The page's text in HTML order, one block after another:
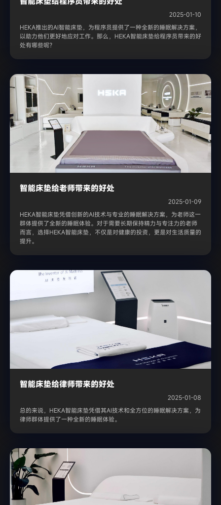
2025-01-10
HEKA推出的AI智能床垫，为程序员提供了一种全新的睡眠解决方案，
以助力他们更好地应对工作。那么，HEKA智能床垫给程序员带来的好
处有哪些呢？
智能床垫给老师带来的好处
2025-01-09
HEKA智能床垫凭借创新的AI技术与专业的睡眠解决方案，为老师这一
群体提供了全新的睡眠体验。对于需要长期保持精力与专注力的老师
而言，选择HEKA智能床垫，不仅是对健康的投资，更是对生活质量的
提升。
智能床垫给律师带来的好处
2025-01-08
总的来说，HEKA智能床垫凭借其AI技术和全方位的睡眠解决方案，为
律师群体提供了一种全新的睡眠体验。